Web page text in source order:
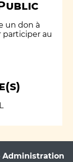
un don à
participer au
Administration